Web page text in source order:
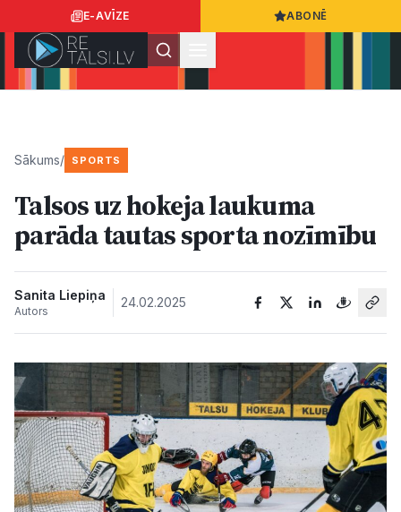
E-AVĪZE ABONĒ
Ziņas
Kultūra
Bizness
Sākums/ SPORTS
Talsos uz hokeja laukuma
parāda tautas sporta nozīmību
Sanita Liepiņa
Autors
24.02.2025